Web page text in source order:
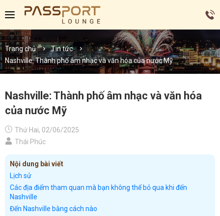
Trang chủ
Tin tức
Nashville: Thành phố âm nhạc và văn hóa của nước Mỹ
Nashville: Thành phố âm nhạc và văn hóa
của nước Mỹ
Thứ Hai, 02/06/2025
Thái Phúc
Nội dung bài viết
Lịch sử
Các địa điểm tham quan mà bạn không thể bỏ qua khi đến
Nashville
Đến Nashville bằng cách nào